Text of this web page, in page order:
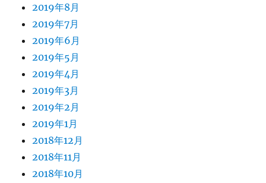
2019年8月
2019年7月
2019年6月
2019年5月
2019年4月
2019年3月
2019年2月
2019年1月
2018年12月
2018年11月
2018年10月